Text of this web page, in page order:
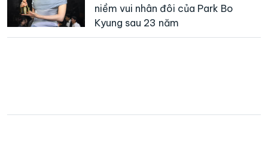
niềm vui nhân đôi của Park Bo
Kyung sau 23 năm